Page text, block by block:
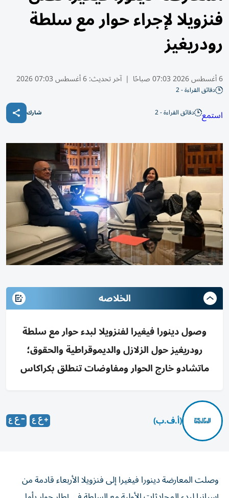
فنزويلا لإجراء حوار مع سلطة
رودريغيز
6 أغسطس 2026 07:03 صباحًا | آخر تحديث:6 أغسطس 07:03 2026
دقائق القراءة - 2
استمع دقائق القراءة - 2 شارك
الخلاصه
وصول دينورا فيغيرا لفنزويلا لبدء حوار مع سلطة
رودريغيز حول الزلازل والديموقراطية والحقوق؛
ماتشادو خارج الحوار ومفاوضات تنطلق بكراكاس
(أ.ف.ب)
إسبانيا لبدء المحادثات الأولية مع السلطة في إطار حوار يأمل